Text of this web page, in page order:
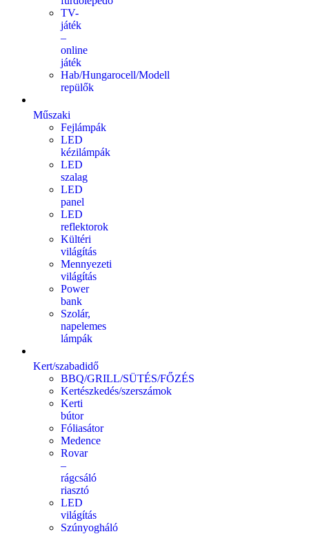
TV-
játék
–
online
játék
Hab/Hungarocell/Modell
repülők
Műszaki
Fejlámpák
LED
kézilámpák
LED
szalag
LED
panel
LED
reflektorok
Kültéri
világítás
Mennyezeti
világítás
Power
bank
Szolár,
napelemes
lámpák
Kert/szabadidő
BBQ/GRILL/SÜTÉS/FŐZÉS
Kertészkedés/szerszámok
Kerti
bútor
Fóliasátor
Medence
Rovar
–
rágcsáló
riasztó
LED
világítás
Szúnyogháló